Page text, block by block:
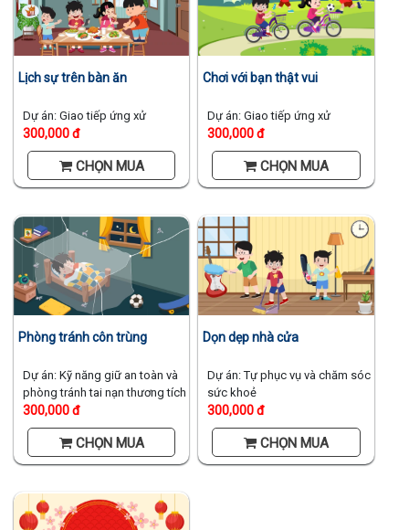
Lịch sự trên bàn ăn
Dự án: Giao tiếp ứng xử
300,000 đ
CHỌN MUA
Chơi với bạn thật vui
Dự án: Giao tiếp ứng xử
300,000 đ
CHỌN MUA
Phòng tránh côn trùng
Dự án: Kỹ năng giữ an toàn và
phòng tránh tai nạn thương tích
300,000 đ
CHỌN MUA
Dọn dẹp nhà cửa
Dự án: Tự phục vụ và chăm sóc
sức khoẻ
300,000 đ
CHỌN MUA